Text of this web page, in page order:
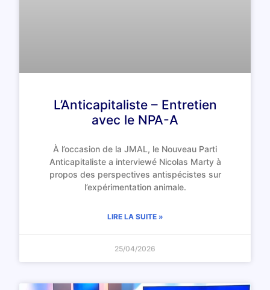
L’Anticapitaliste – Entretien
avec le NPA-A
À l’occasion de la JMAL, le Nouveau Parti
Anticapitaliste a interviewé Nicolas Marty à
propos des perspectives antispécistes sur
l’expérimentation animale.
LIRE LA SUITE »
25/04/2026